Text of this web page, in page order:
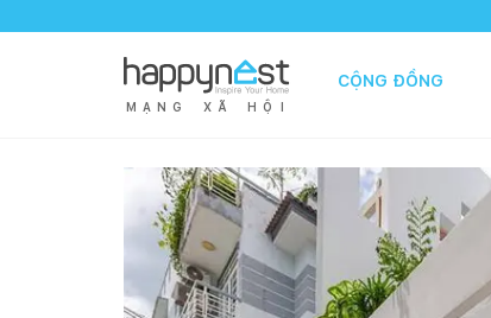
M Ạ N G X Ã H Ộ I
CỘNG ĐỒNG